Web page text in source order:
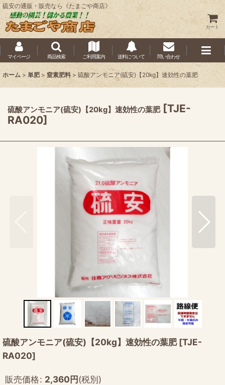
硫安の通販・販売なら《たまごや商店》
カート
マイページ 商品検索 ご利用案内 送料について 問い合わせ
ホーム > 単肥 > 窒素肥料 > 硫酸アンモニア(硫安)【20kg】速効性の葉肥
硫酸アンモニア(硫安)【20kg】速効性の葉肥 [TJE-
RA020]
硫酸アンモニア(硫安)【20kg】速効性の葉肥 [TJE-
RA020]
販売価格: 2,360円(税別)